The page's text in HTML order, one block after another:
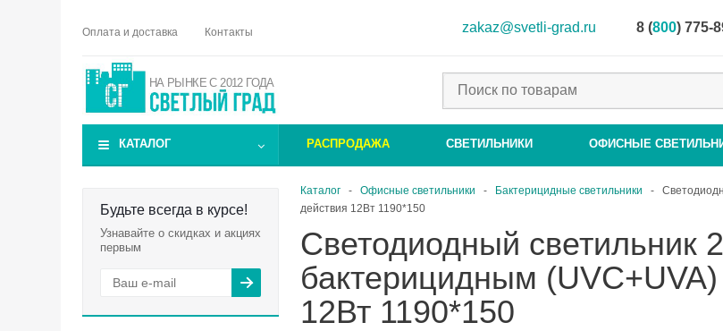
Оплата и доставка Контакты zakaz@svetli-grad.ru 8 (800) 775-
НА РЫНКЕ С 2012 ГОДА
КАТАЛОГ РАСПРОДАЖА СВЕТИЛЬНИКИ ОФИСНЫЕ
Будьте всегда в курсе!
Узнавайте о скидках и акциях
первым
Каталог - Офисные светильники - Бактерицидные светильники -
действия 12Вт 1190*150
Светодиодный светильник
бактерицидным (UVC+UVA)
12Вт 1190*150